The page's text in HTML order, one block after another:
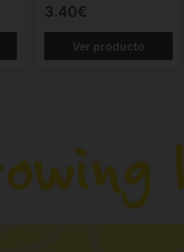
3.40€
Ver producto